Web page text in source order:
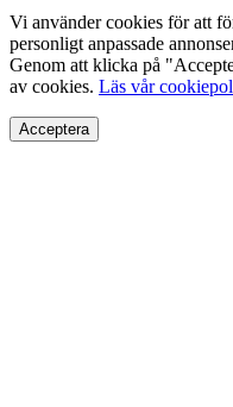
Vi använder cookies för att
personligt anpassade
Genom att klicka på
av cookies. Läs vår
Acceptera